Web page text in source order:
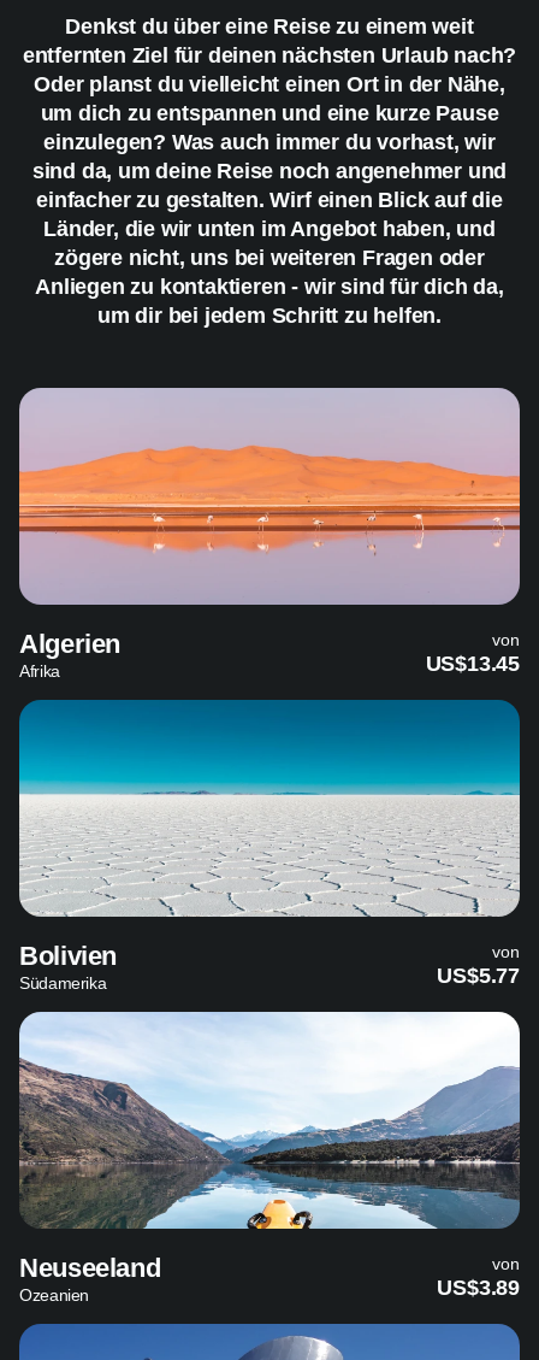
Denkst du über eine Reise zu einem weit
entfernten Ziel für deinen nächsten Urlaub nach?
Oder planst du vielleicht einen Ort in der Nähe,
um dich zu entspannen und eine kurze Pause
einzulegen? Was auch immer du vorhast, wir
sind da, um deine Reise noch angenehmer und
einfacher zu gestalten. Wirf einen Blick auf die
Länder, die wir unten im Angebot haben, und
zögere nicht, uns bei weiteren Fragen oder
Anliegen zu kontaktieren - wir sind für dich da,
um dir bei jedem Schritt zu helfen.
Algerien
Afrika
von
US$13.45
Bolivien
Südamerika
von
US$5.77
Neuseeland
Ozeanien
von
US$3.89